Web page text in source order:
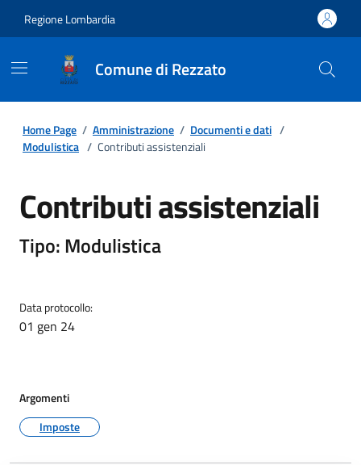
Regione Lombardia
Comune di Rezzato
Home Page / Amministrazione / Documenti e dati /
Modulistica / Contributi assistenziali
Contributi assistenziali
Tipo: Modulistica
Data protocollo:
01 gen 24
Argomenti
Imposte